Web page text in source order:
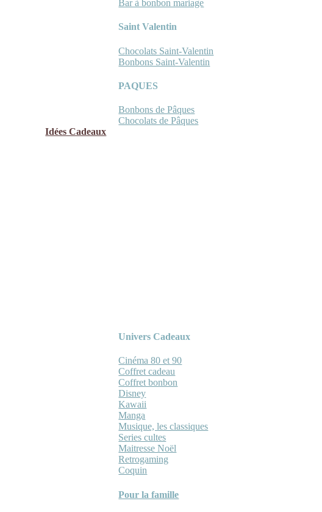
Bar à bonbon mariage
Saint Valentin
Chocolats Saint-Valentin
Bonbons Saint-Valentin
PAQUES
Bonbons de Pâques
Chocolats de Pâques
Idées Cadeaux
Univers Cadeaux
Cinéma 80 et 90
Coffret cadeau
Coffret bonbon
Disney
Kawaii
Manga
Musique, les classiques
Series cultes
Maitresse Noël
Retrogaming
Coquin
Pour la famille